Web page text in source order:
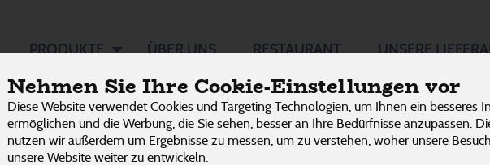
Nehmen Sie Ihre Cookie-Einstellungen vor
Diese Website verwendet Cookies und Targeting Technologien, um Ihnen ein besseres
ermöglichen und die Werbung, die Sie sehen, besser an Ihre Bedürfnisse anzupassen.
nutzen wir außerdem um Ergebnisse zu messen, um zu verstehen, woher unsere
unsere Website weiter zu entwickeln.
PRODUKTE ÜBER UNS RESTAURANT UNSERE
32 von 3242
Allergene